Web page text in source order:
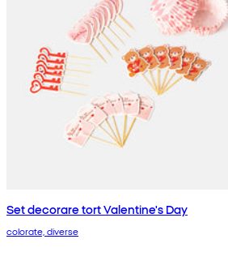
Set decorare tort Valentine's Day
colorate, diverse